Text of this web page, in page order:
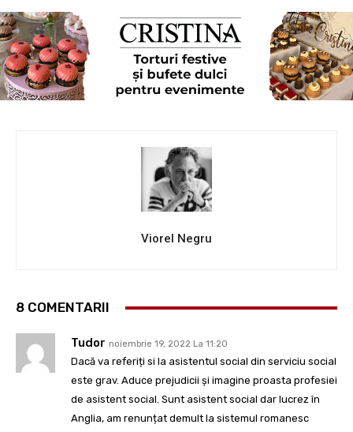
Viorel Negru
8 COMENTARII
Tudor noiembrie 19, 2022 La 11:20
Dacă va referiți si la asistentul social din serviciu social
este grav. Aduce prejudicii și imagine proasta profesiei
de asistent social. Sunt asistent social dar lucrez în
Anglia, am renunțat demult la sistemul romanesc